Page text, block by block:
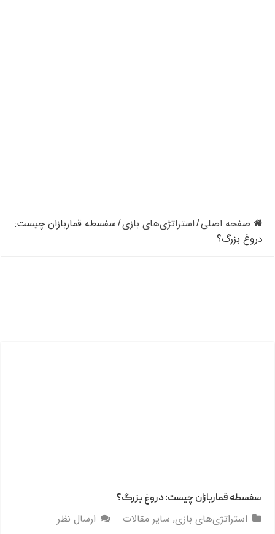
صفحه اصلی/ استراتژی‌های بازی/ سفسطه قماربازان چیست:
دروغ بزرگ؟
سفسطه قماربازان چیست: دروغ بزرگ؟
استراتژی‌های بازی, سایر مقالات
ارسال نظر